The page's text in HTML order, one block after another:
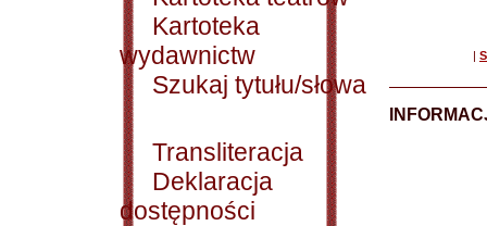
Kartoteka
wydawnictw
Szukaj tytułu/słowa
Transliteracja
Deklaracja
dostępności
|